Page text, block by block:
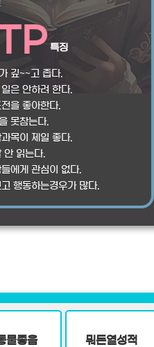
특징
깊~~고 좁다.
은 안하려 한다.
을 좋아한다.
못참는다.
목이 제일 좋다.
안 읽는다.
에게 관심이 없다.
행동하는경우가 많다.
물좋음 뭐든열성적